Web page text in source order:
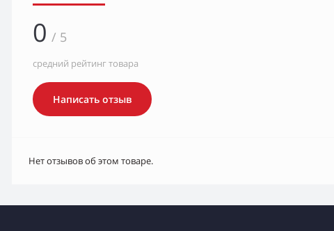
0 / 5
средний рейтинг товара
Написать отзыв
Нет отзывов об этом товаре.